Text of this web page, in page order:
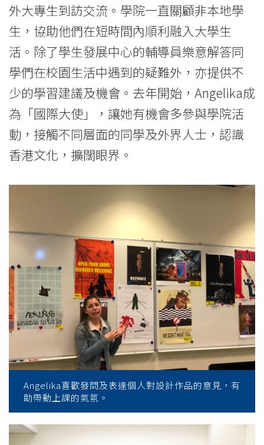
外大專生到訪交流。學院一直關顧非本地學
生，協助他們在短時間內順利融入大學生
活。除了學生發展中心的輔導員樂意解答同
學們在校園生活中遇到的疑難外，亦提供不
少的學習建議及機會。去年開始，Angelika成
為「國際大使」，讓她有機會多參與學院活
動，接觸不同層面的同學及外界人士，認識
香港文化，擴闊眼界。
Angelika喜歡發問及表達個人對設計作品的意見，有
助帶動上課的氣氛。